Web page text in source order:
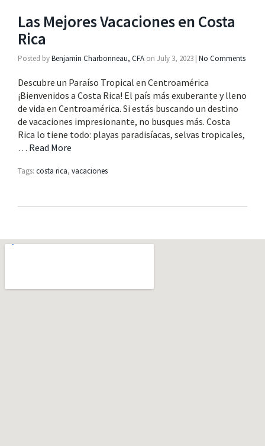
Las Mejores Vacaciones en Costa
Rica
Posted byBenjamin Charbonneau, CFA on July 3, 2023 | No Comments
Descubre un Paraíso Tropical en Centroamérica
¡Bienvenidos a Costa Rica! El país más exuberante y lleno
de vida en Centroamérica. Si estás buscando un destino
de vacaciones impresionante, no busques más. Costa
Rica lo tiene todo: playas paradisíacas, selvas tropicales,
… Read More
Tags: costa rica, vacaciones